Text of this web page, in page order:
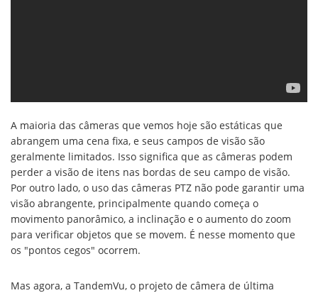
A maioria das câmeras que vemos hoje são estáticas que
abrangem uma cena fixa, e seus campos de visão são
geralmente limitados. Isso significa que as câmeras podem
perder a visão de itens nas bordas de seu campo de visão.
Por outro lado, o uso das câmeras PTZ não pode garantir uma
visão abrangente, principalmente quando começa o
movimento panorâmico, a inclinação e o aumento do zoom
para verificar objetos que se movem. É nesse momento que
os "pontos cegos" ocorrem.
Mas agora, a TandemVu, o projeto de câmera de última